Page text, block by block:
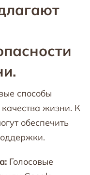
способы
жизни. К
обеспечить
Голосовые